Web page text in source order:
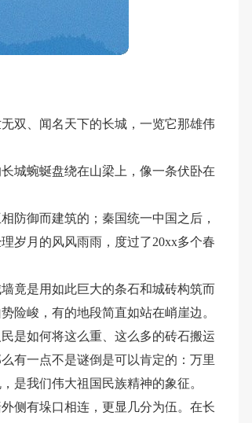
双、闻名天下的长城，一览它那雄伟
城蜿蜒盘绕在山梁上，像一条伏卧在
防御而建筑的；秦国统一中国之后，
岁月的风风雨雨，度过了20xx多个春
竟是用如此巨大的条石和城砖构筑而
险峻，有的地段简直如站在峭崖边。
是如何将这么重、这么多的砖石搬运
有一点不是谜倒是可以肯定的：万里
是我们伟大祖国民族精神的象征。
侧有垛口相连，更显几分为伍。在长